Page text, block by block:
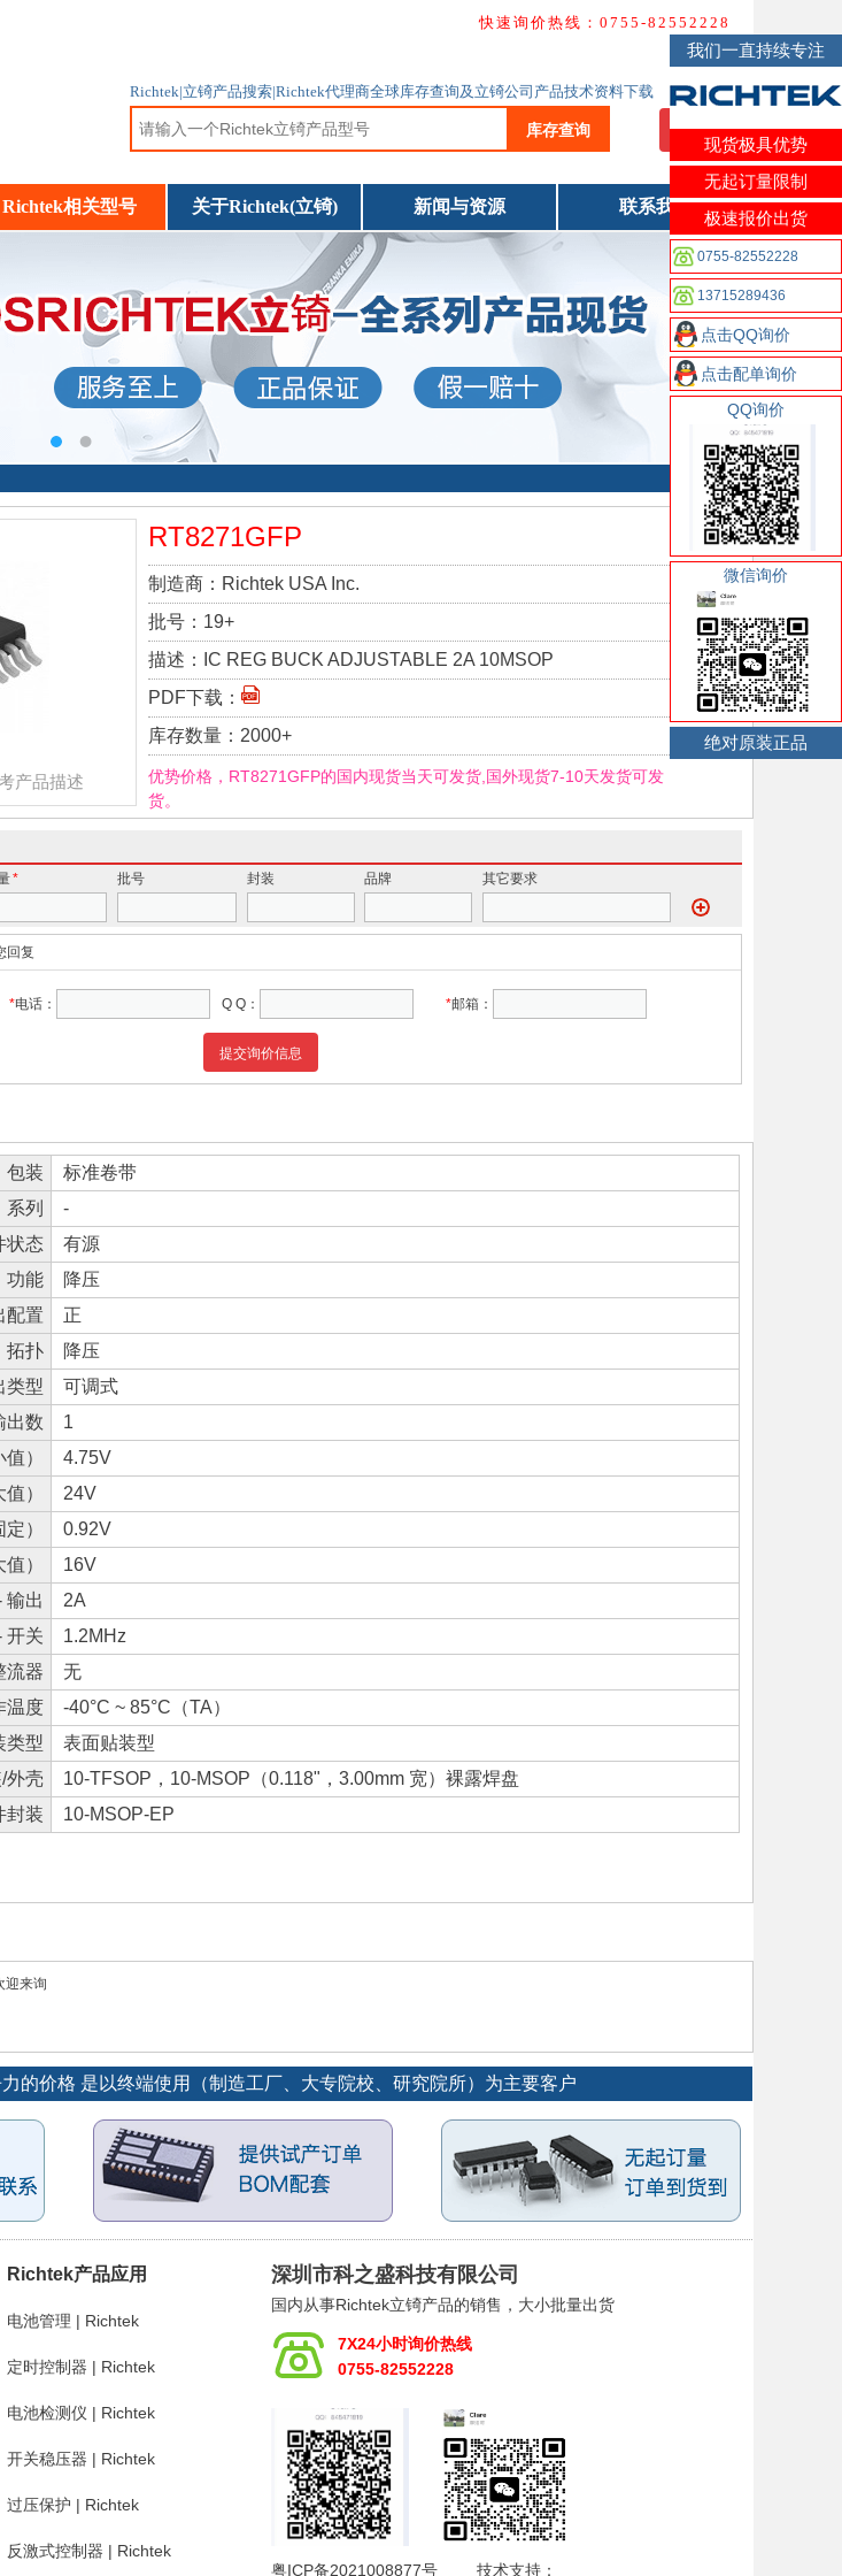
快速询价热线：0755-82552228
Richtek|立锜产品搜索|Richtek代理商全球库存查询及立锜公司产品技术资料下载
库存查询 我要询价
Richtek相关型号 关于Richtek(立锜) 新闻与资源 联系我们
产品描述
RT8271GFP
制造商： Richtek USA Inc.
批号： 19+
描述：
IC REG BUCK ADJUSTABLE 2A 10MSOP
PDF下载：
库存数量： 2000+
优势价格，RT8271GFP的国内现货当天可发货,国外现货7-10天发货可发
货。
* 批号 封装 品牌 其它要求
回复
*电话： Q Q： *邮箱：
提交询价信息
包装
标准卷带
系列
-
状态
有源
功能
降压
配置
正
拓扑
降压
类型
可调式
出数
1
）
4.75V
）
24V
）
0.92V
）
16V
输出
2A
开关
1.2MHz
流器
无
温度
-40°C ~ 85°C（TA）
类型
表面贴装型
外壳
10-TFSOP，10-MSOP（0.118"，3.00mm 宽）裸露焊盘
封装
10-MSOP-EP
迎来询
的价格 是以终端使用（制造工厂、大专院校、研究院所）为主要客户
Richtek产品应用
电池管理 | Richtek
定时控制器 | Richtek
电池检测仪 | Richtek
开关稳压器 | Richtek
过压保护 | Richtek
反激式控制器 | Richtek
深圳市科之盛科技有限公司
国内从事Richtek立锜产品的销售，大小批量出货
7X24小时询价热线
0755-82552228
粤ICP备2021008877号 技术支持：
我们一直持续专注
现货极具优势
无起订量限制
极速报价出货
0755-82552228
13715289436
点击QQ询价
点击配单询价
QQ询价
微信询价
绝对原装正品